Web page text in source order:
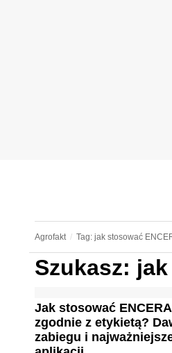
Agrofakt Tag: jak stosować
Szukasz:
Jak stosować
zgodnie z etykietą?
zabiegu i